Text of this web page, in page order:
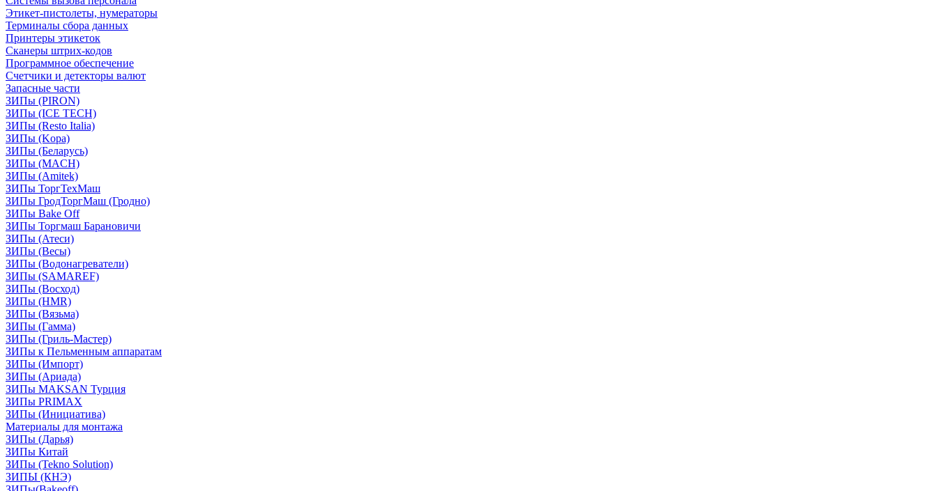
Этикет-пистолеты, нумераторы
Терминалы сбора данных
Принтеры этикеток
Сканеры штрих-кодов
Программное обеспечение
Счетчики и детекторы валют
Запасные части
ЗИПы (PIRON)
ЗИПы (ICE TECH)
ЗИПы (Resto Italia)
ЗИПы (Kopa)
ЗИПы (Беларусь)
ЗИПы (MACH)
ЗИПы (Amitek)
ЗИПы ТоргТехМаш
ЗИПы ГродТоргМаш (Гродно)
ЗИПы Bake Off
ЗИПы Торгмаш Барановичи
ЗИПы (Атеси)
ЗИПы (Весы)
ЗИПы (Водонагреватели)
ЗИПы (SAMAREF)
ЗИПы (Восход)
ЗИПы (HMR)
ЗИПы (Вязьма)
ЗИПы (Гамма)
ЗИПы (Гриль-Мастер)
ЗИПы к Пельменным аппаратам
ЗИПы (Импорт)
ЗИПы (Ариада)
ЗИПы MAKSAN Турция
ЗИПы PRIMAX
ЗИПы (Инициатива)
Материалы для монтажа
ЗИПы (Дарья)
ЗИПы Китай
ЗИПы (Tekno Solution)
ЗИПЫ (КНЭ)